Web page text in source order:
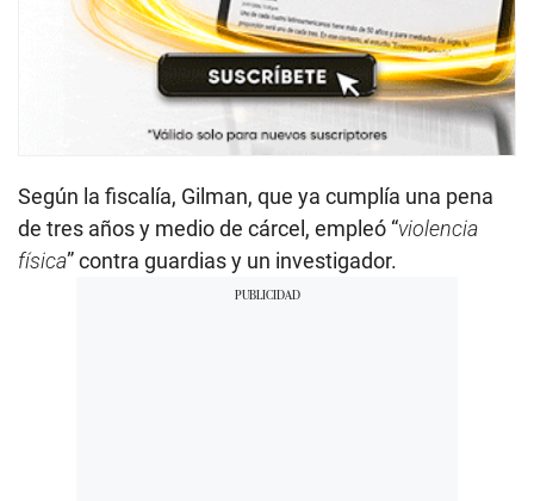
Según la fiscalía, Gilman, que ya cumplía una pena
de tres años y medio de cárcel, empleó “violencia
física” contra guardias y un investigador.